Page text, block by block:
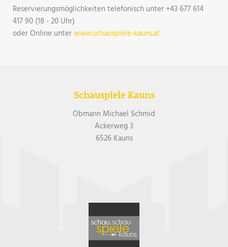
Reservierungsmöglichkeiten telefonisch unter +43 677 614
417 90 (18 - 20 Uhr)
oder Online unterwww.schauspiele-kauns.at
Schauspiele Kauns
Obmann Michael Schmid
Ackerweg 3
6526 Kauns